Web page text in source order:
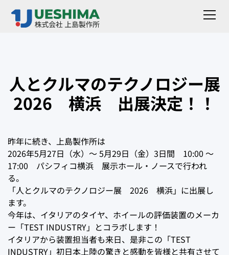
人とクルマのテクノロジー展
2026 横浜 出展決定！！
昨年に続き、上島製作所は
2026年5月27日（水）～ 5月29日（金）3日間 10:00 ～
17:00 パシフィコ横浜 展示ホール・ノースで行われ
る。
「人とクルマのテクノロジー展 2026 横浜」に出展し
ます。
今年は、イタリアのタイヤ、ホイールの評価装置のメーカ
ー「TEST INDUSTRY」とコラボします！
イタリアから装置担当者も来日、是非この「TEST
INDUSTRY」初日本上陸の驚きと感動を皆様と共有させて